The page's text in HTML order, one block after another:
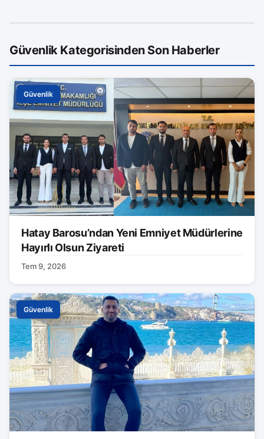
Güvenlik Kategorisinden Son Haberler
Güvenlik
Hatay Barosu’ndan Yeni Emniyet Müdürlerine
Hayırlı Olsun Ziyareti
Tem 9, 2026
Güvenlik